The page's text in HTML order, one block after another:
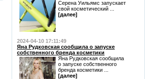
Серена Уильямс запускает
свой косметический ...
[далее]
2024-04-10 17:11:49
Яна Рудковская сообщила о запуске
собственного бренда косметики
Яна Рудковская сообщила
о запуске собственного
бренда косметики ...
[далее]